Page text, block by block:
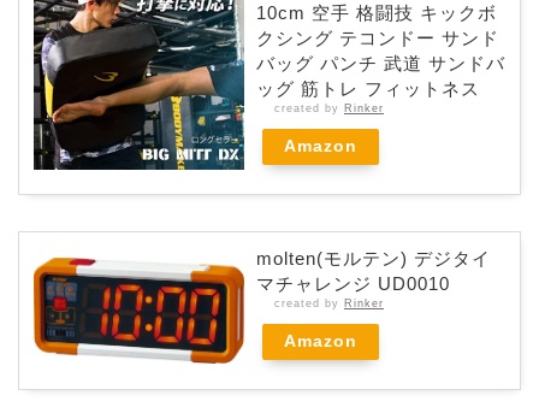
10cm 空手 格闘技 キックボ
クシング テコンドー サンド
バッグ パンチ 武道 サンドバ
ッグ 筋トレ フィットネス
created by Rinker
Amazon
molten(モルテン) デジタイ
マチャレンジ UD0010
created by Rinker
Amazon